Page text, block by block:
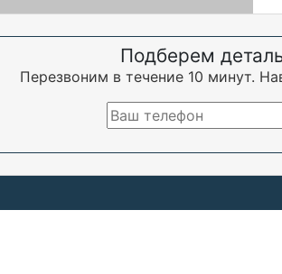
Подберем
Перезвоним в течение 10 минут.